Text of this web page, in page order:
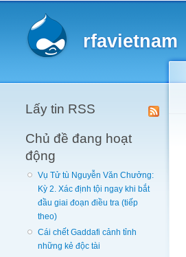
rfavietnam
Lấy tin RSS
Chủ đề đang hoạt
động
Vụ Tử tù Nguyễn Văn Chưởng:
Kỳ 2. Xác định tội ngay khi bắt
đầu giai đoạn điều tra (tiếp
theo)
Cái chết Gaddafi cảnh tỉnh
những kẻ độc tài